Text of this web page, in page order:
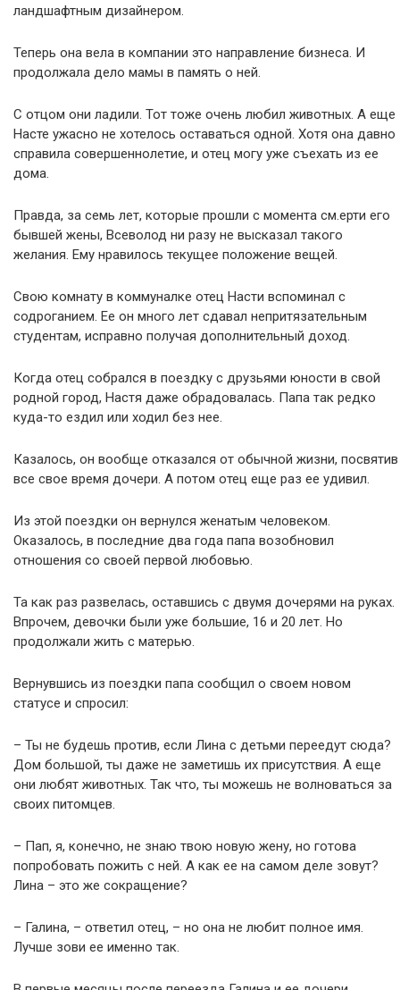
ландшафтным дизайнером.
Теперь она вела в компании это направление бизнеса. И
продолжала дело мамы в память о ней.
С отцом они ладили. Тот тоже очень любил животных. А еще
Насте ужасно не хотелось оставаться одной. Хотя она давно
справила совершеннолетие, и отец могу уже съехать из ее
дома.
Правда, за семь лет, которые прошли с момента см.ерти его
бывшей жены, Всеволод ни разу не высказал такого
желания. Ему нравилось текущее положение вещей.
Свою комнату в коммуналке отец Насти вспоминал с
содроганием. Ее он много лет сдавал непритязательным
студентам, исправно получая дополнительный доход.
Когда отец собрался в поездку с друзьями юности в свой
родной город, Настя даже обрадовалась. Папа так редко
куда-то ездил или ходил без нее.
Казалось, он вообще отказался от обычной жизни, посвятив
все свое время дочери. А потом отец еще раз ее удивил.
Из этой поездки он вернулся женатым человеком.
Оказалось, в последние два года папа возобновил
отношения со своей первой любовью.
Та как раз развелась, оставшись с двумя дочерями на руках.
Впрочем, девочки были уже большие, 16 и 20 лет. Но
продолжали жить с матерью.
Вернувшись из поездки папа сообщил о своем новом
статусе и спросил:
– Ты не будешь против, если Лина с детьми переедут сюда?
Дом большой, ты даже не заметишь их присутствия. А еще
они любят животных. Так что, ты можешь не волноваться за
своих питомцев.
– Пап, я, конечно, не знаю твою новую жену, но готова
попробовать пожить с ней. А как ее на самом деле зовут?
Лина – это же сокращение?
– Галина, – ответил отец, – но она не любит полное имя.
Лучше зови ее именно так.